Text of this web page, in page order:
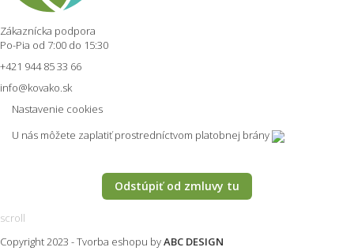
Zákaznícka podpora
Po-Pia od 7:00 do 15:30
+421 944 85 33 66
info@kovako.sk
Nastavenie cookies
U nás môžete zaplatiť prostredníctvom platobnej brány
Odstúpiť od zmluvy tu
scroll
Copyright 2023 -Tvorba eshopu byABC DESIGN